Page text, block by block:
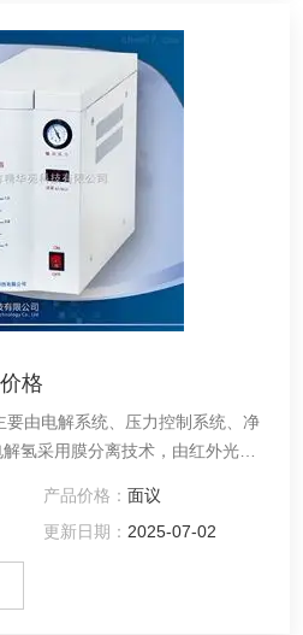
格
由电解系统、压力控制系统、净
氢采用膜分离技术，由红外光电
出压力的稳定。
产品价格： 面议
更新日期： 2025-07-02